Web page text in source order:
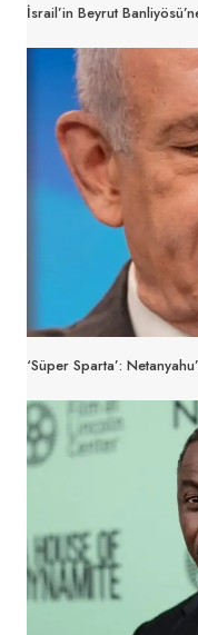
İsrail’in Beyrut
‘Süper Sparta’: